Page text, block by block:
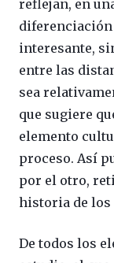
reflejan, en
diferenciación
interesante,
entre las
sea
que sugiere
elemento
proceso. Así
por el otro,
historia de los
De todos los